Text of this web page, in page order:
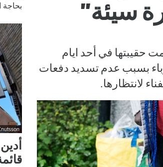
سيئة”
حقيبتها في أحد ايام
بسبب عدم تسديد دفعات
لانتظارها.
بحاجة